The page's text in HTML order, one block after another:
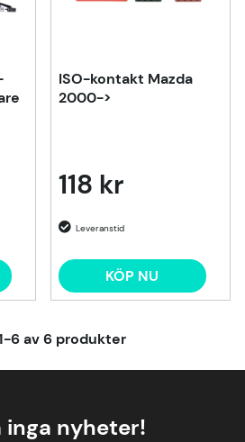
ISO-kontakt Mazda
2000->
118 kr
KÖP NU
6av6 produkter
inga nyheter!